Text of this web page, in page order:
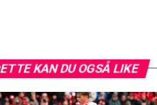
KAN DU OGSÅ LIKE